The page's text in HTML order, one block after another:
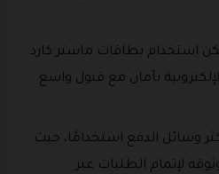
استخدام بطاقات ماستر كارد
بأمان مع قبول واسع
وسائل الدفع استخدامًا، حيث
لإتمام الطلبات عبر